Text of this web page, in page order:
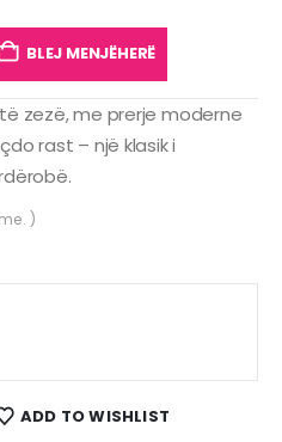
BLEJ MENJËHERË
zezë, me prerje moderne
rast – një klasik i
)
ADD TO WISHLIST